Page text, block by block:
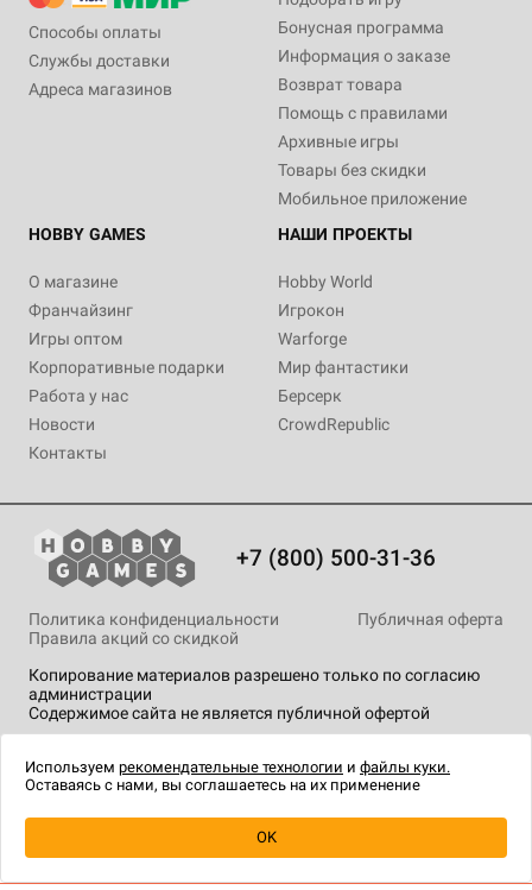
Уведомить о наличии
Способы оплаты
Службы доставки
Адреса магазинов
Бонусная программа
Информация о заказе
Возврат товара
Помощь с правилами
Архивные игры
Товары без скидки
Мобильное приложение
HOBBY GAMES
О магазине
Франчайзинг
Игры оптом
Корпоративные подарки
Работа у нас
Новости
Контакты
НАШИ ПРОЕКТЫ
Hobby World
Игрокон
Warforge
Мир фантастики
Берсерк
CrowdRepublic
+7 (800) 500-31-36
Копирование материалов разрешено только по согласию
администрации
Содержимое сайта не является публичной офертой
Политика конфиденциальности
Публичная оферта
Правила акций со скидкой
технологии.
Используем рекомендательные технологии и файлы куки.
Оставаясь с нами, вы соглашаетесь на их применение
OK